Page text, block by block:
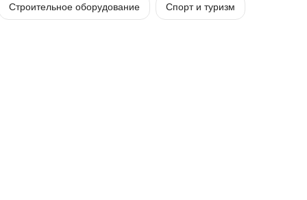
Строительное оборудование Спорт и туризм